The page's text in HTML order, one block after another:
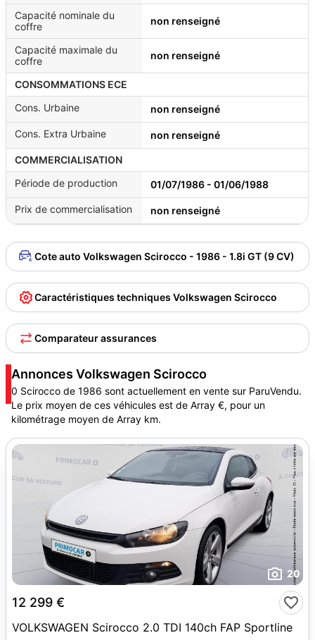
Capacité nominale du
coffre
non renseigné
Capacité maximale du
coffre
non renseigné
CONSOMMATIONS ECE
Cons. Urbaine
non renseigné
Cons. Extra Urbaine non renseigné
COMMERCIALISATION
Période de production
01/07/1986 - 01/06/1988
Prix de commercialisation non renseigné
Cote auto Volkswagen Scirocco - 1986 - 1.8i GT (9 CV)
Caractéristiques techniques Volkswagen Scirocco
Comparateur assurances
Annonces Volkswagen Scirocco
0 Scirocco de 1986 sont actuellement en vente sur ParuVendu.
Le prix moyen de ces véhicules est de Array €, pour un
kilométrage moyen de Array km.
20
12 299 €
VOLKSWAGEN Scirocco 2.0 TDI 140ch FAP Sportline